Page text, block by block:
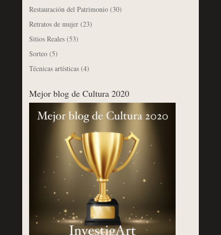
Restauración del Patrimonio(30)
Retratos de mujer(23)
Sitios Reales(53)
Sorteo(5)
Técnicas artísticas(4)
Mejor blog de Cultura 2020